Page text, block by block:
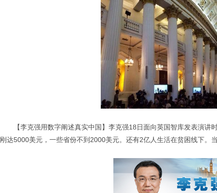
【李克强用数字阐述真实中国】李克强18日面向英国智库发表演
刚达5000美元，一些省份不到2000美元。还有2亿人生活在贫困线下